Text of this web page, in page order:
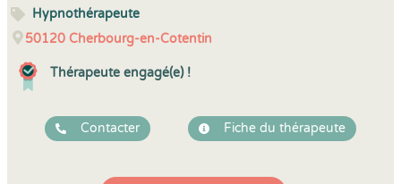
Hypnothérapeute
50120 Cherbourg-en-Cotentin
Thérapeute engagé(e) !
Contacter Fiche du thérapeute